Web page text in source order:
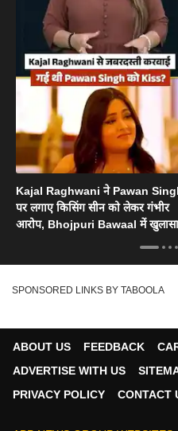
Kajal Raghwani ने Pawan
पर लगाए किसिंग सीन को लेकर गंभीर
आरोप, Bhojpuri Bawaal में खुलासा
SPONSORED LINKS BY TABOOLA
ABOUT US FEEDBACK
ADVERTISE WITH US
PRIVACY POLICY
CONTACT